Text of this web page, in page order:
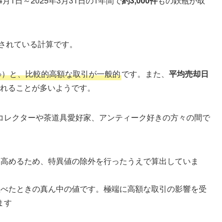
れている計算です。
と、比較的高額な取引が一般的です。また、 平均売却日
ることが多いようです。
クターや茶道具愛好家、アンティーク好きの方々の間で
めるため、特異値の除外を行ったうえで算出していま
たときの真ん中の値です。極端に高額な取引の影響を受
す